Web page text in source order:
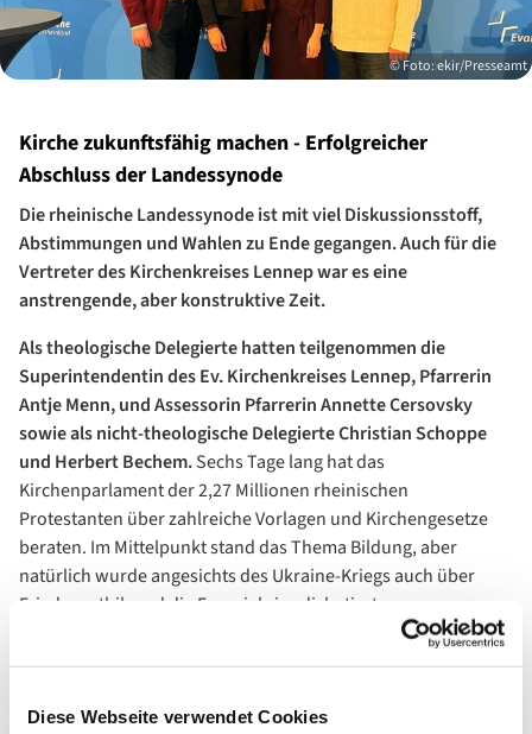
Diese Webseite verwendet Cookies
© Foto: ekir/Presseamt
Kirche zukunftsfähig machen - Erfolgreicher
Abschluss der Landessynode
Die rheinische Landessynode ist mit viel Diskussionsstoff,
Abstimmungen und Wahlen zu Ende gegangen. Auch für die
Vertreter des Kirchenkreises Lennep war es eine
anstrengende, aber konstruktive Zeit.
Als theologische Delegierte hatten teilgenommen die
Superintendentin des Ev. Kirchenkreises Lennep, Pfarrerin
Antje Menn, und Assessorin Pfarrerin Annette Cersovsky
sowie als nicht-theologische Delegierte Christian Schoppe
und Herbert Bechem.Sechs Tage lang hat das
Kirchenparlament der 2,27 Millionen rheinischen
Protestanten über zahlreiche Vorlagen und Kirchengesetze
beraten. Im Mittelpunkt stand das Thema Bildung, aber
natürlich wurde angesichts des Ukraine-Kriegs auch über
Friedensethik und die Energiekrise diskutiert.
Der Flüchtlingsschutz an den EU-Außengrenzen und der
wichtige Themen. Die Landessynode tagte erstmals nach der